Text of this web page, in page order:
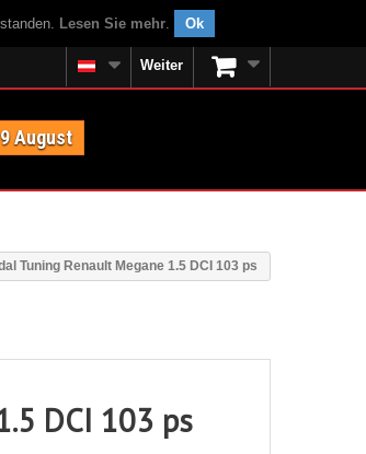
Lesen Sie mehr. Ok
Weiter
August
Tuning Renault Megane 1.5 DCI 103 ps
DCI 103 ps